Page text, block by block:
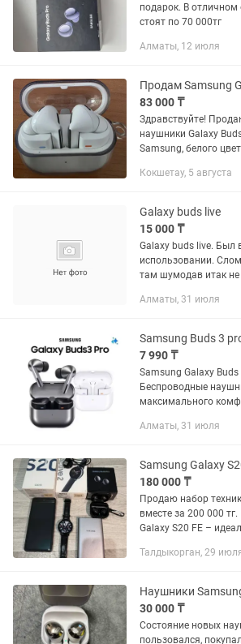
подарок. В
стоят по 70 000тг
Алматы, 12 июля
83 000 ₸
Здравствуйте!
наушники Galaxy
Samsung, белого
встретиться в
идёт...
Кокшетау, 5 августа
Galaxy buds live
15 000 ₸
Galaxy buds live. Был
использовании.
там шумодав итак
все будет работать.
Алматы, 31 июля
7 990 ₸
Samsung Galaxy Buds
Беспроводные
максимального
беспроводные
для любителей...
Алматы, 31 июля
180 000 ₸
Продаю набор
вместе за 200 000 тг. 📱 Samsung
Galaxy S20 FE –
аккуратно и всегда
Талдыкорган, 29
30 000 ₸
Состояние новых
пользовался,